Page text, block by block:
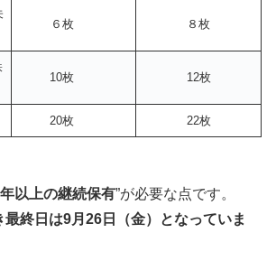
６枚 ８枚
10枚 12枚
20枚 22枚
以上の継続保有”が必要な点です。
終日は9月26日（金）となっていま